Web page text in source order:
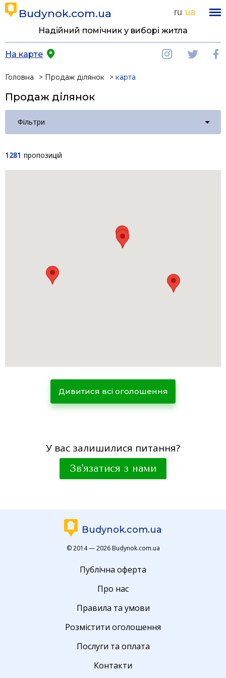
Budynok.com.ua ru ua
Надійний помічник у виборі житла
На карте
Головна Продаж ділянок карта
Продаж ділянок
Фільтри
1281 пропозицій
Дивитися всі оголошення
У вас залишилися питання?
Зв'язатися з нами
Budynok.com.ua
© 2014 — 2026 Budynok.com.ua
Публічна оферта
Про нас
Правила та умови
Розмістити оголошення
Послуги та оплата
Контакти